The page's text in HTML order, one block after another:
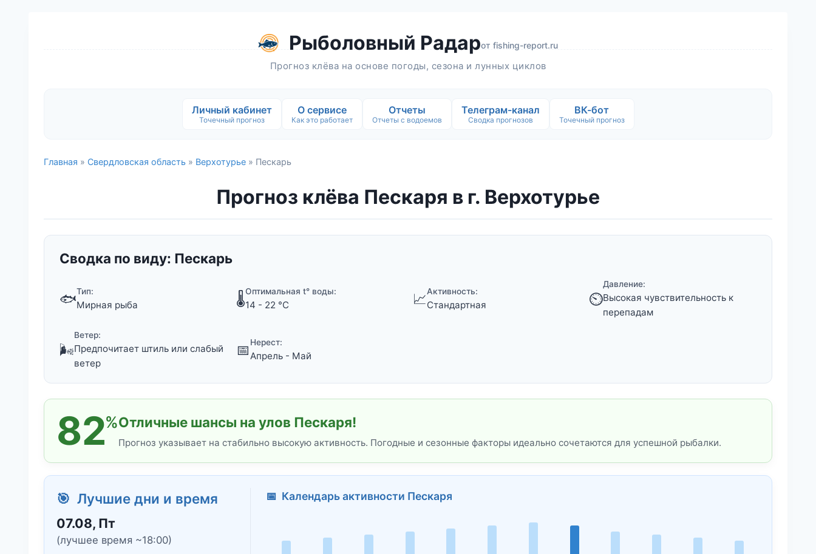
Рыболовный Радарот fishing-report.ru
Прогноз клёва на основе погоды, сезона и лунных циклов
Личный кабинет
Точечный прогноз
О сервисе
Как это работает
Отчеты
Отчеты с водоемов
Телеграм-канал
Сводка прогнозов
ВК-бот
Точечный прогноз
Главная » Свердловская область » Верхотурье » Пескарь
Прогноз клёва Пескаря в г. Верхотурье
Сводка по виду: Пескарь
🐟Тип:
Мирная рыба 🌡️Оптимальная t° воды:
14 - 22 °C 📈Активность:
Стандартная ⏲️
Давление:
Высокая чувствительность к
перепадам
🌬️
Ветер:
Предпочитает штиль или слабый
ветер
📅 Нерест:
Апрель - Май
82%Отличные шансы на улов Пескаря!
Прогноз указывает на стабильно высокую активность. Погодные и сезонные факторы идеально сочетаются для успешной рыбалки.
🎯 Лучшие дни и время
07.08, Пт
(лучшее время ~18:00)
📅 Календарь активности Пескаря